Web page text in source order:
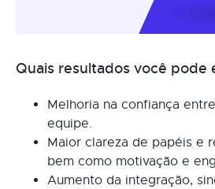
Quais resultados você pode
Melhoria na confiança
equipe.
Maior clareza de papéis e
bem como motivação e
Aumento da integração,